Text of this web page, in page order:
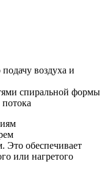
воздуха и
спиральной формы
Это обеспечивает
или нагретого